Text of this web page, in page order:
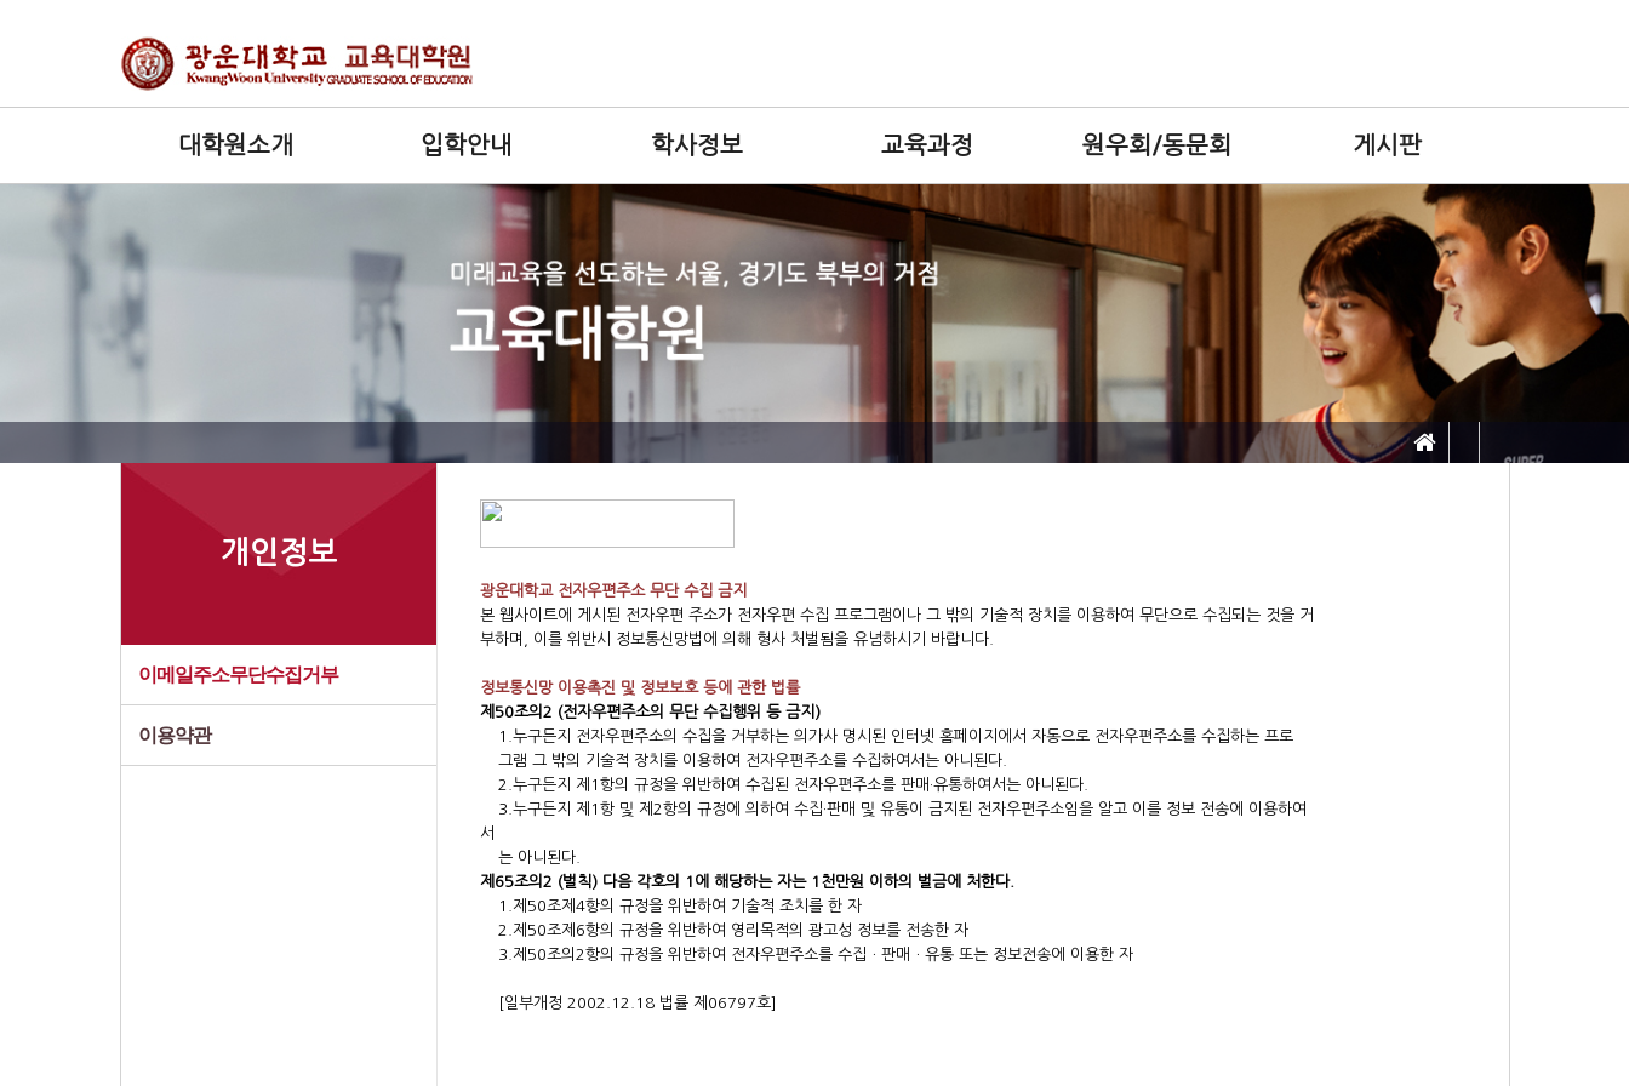
대학원소개 입학안내 학사정보 교육과정 원우회/동문회 게시판
개인정보
이메일주소무단수집거부
이용약관
광운대학교 전자우편주소 무단 수집 금지
본 웹사이트에 게시된 전자우편 주소가 전자우편 수집 프로그램이나 그 밖의 기술적 장치를 이용하여 무단으로 수집되는 것을 거
부하며, 이를 위반시 정보통신망법에 의해 형사 처벌됨을 유념하시기 바랍니다.
정보통신망 이용촉진 및 정보보호 등에 관한 법률
제50조의2 (전자우편주소의 무단 수집행위 등 금지)
1.누구든지 전자우편주소의 수집을 거부하는 의가사 명시된 인터넷 홈페이지에서 자동으로 전자우편주소를 수집하는 프로
그램 그 밖의 기술적 장치를 이용하여 전자우편주소를 수집하여서는 아니된다.
2.누구든지 제1항의 규정을 위반하여 수집된 전자우편주소를 판매·유통하여서는 아니된다.
3.누구든지 제1항 및 제2항의 규정에 의하여 수집·판매 및 유통이 금지된 전자우편주소임을 알고 이를 정보 전송에 이용하여
서
는 아니된다.
제65조의2 (벌칙) 다음 각호의 1에 해당하는 자는 1천만원 이하의 벌금에 처한다.
1.제50조제4항의 규정을 위반하여 기술적 조치를 한 자
2.제50조제6항의 규정을 위반하여 영리목적의 광고성 정보를 전송한 자
3.제50조의2항의 규정을 위반하여 전자우편주소를 수집ㆍ판매ㆍ유통 또는 정보전송에 이용한 자
[일부개정 2002.12.18 법률 제06797호]